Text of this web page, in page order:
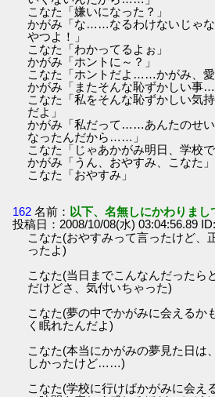
こなた「嫌いになった？」
かがみ「な……なるわけないじゃな
やつよ！」
こなた「わかってるよぉ」
かがみ「ホントに～？」
こなた「ホントだよ……かがみ、愛
かがみ「またそんな恥ずかしい事
こなた「私をそんな恥ずかしい気
だよ」
かがみ「私だって……あんたのせい
なったんだから……」
こなた「じゃあかがみ明日、学校で
かがみ「うん、おやすみ、こなた」
こなた「おやすみ」
162 名前： 以下、名無しにかわりま
投稿日：2008/10/08(水) 03:04:56.89
こなた(おやすみって言ったけど、
ったよ)
こなた(当日までこんなんだったら
だけどさ、気付いちゃった)
こなた(夢の中でかがみに会えるか
く眠れたんだよ)
こなた(本当にかがみの夢見た日は
しかったけど……)
こなた(学校に行けばかがみに会え